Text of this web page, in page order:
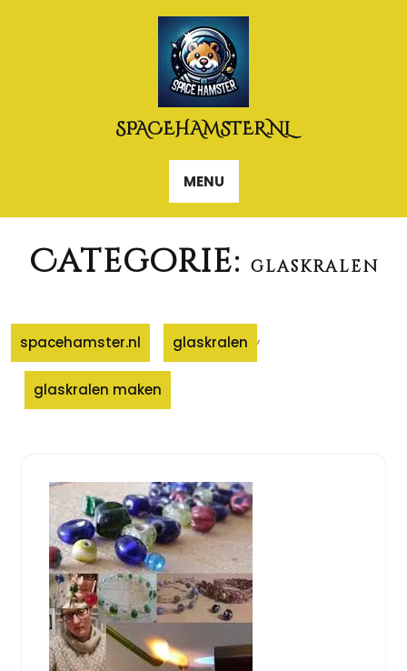
SPACEHAMSTER.NL
MENU
Categorie: glaskralen
spacehamster.nl glaskralen ,
glaskralen maken